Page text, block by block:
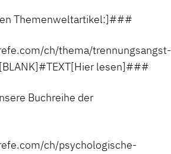
Themenweltartikel:]###
ch/thema/trennungsangst-
lesen]###
Buchreihe der
ch/psychologische-